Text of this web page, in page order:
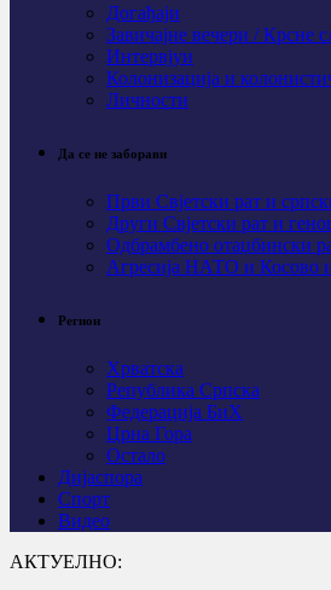
Догађаји
Завичајне вечери / Крсне
Интервјуи
Колонизација и
Личности
Да се не заборави
Први Свјeтски рат и
Други Свјетски рат и
Одбрамбено отаџбински
Агресија НАТО и Косово
Регион
Хрватска
Република Српска
Федерација БиХ
Црна Гора
Остало
Дијаспора
Спорт
Видео
АКТУЕЛНО: